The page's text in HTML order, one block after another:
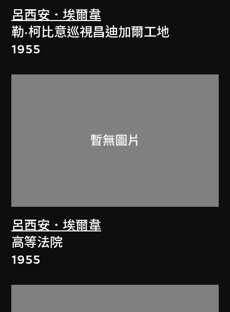
呂西安．埃爾韋
勒·柯比意巡視昌迪加爾工地
1955
呂西安．埃爾韋
高等法院
1955